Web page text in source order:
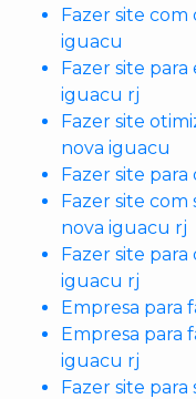
Fazer site com
iguacu
Fazer site
iguacu rj
Fazer site
nova iguacu
Fazer site
Fazer site com
nova iguacu rj
Fazer site
iguacu rj
Empresa para
Empresa para
iguacu rj
Fazer site